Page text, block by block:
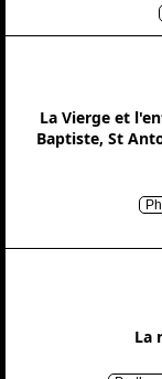
La Vierge et
Baptiste, St
La